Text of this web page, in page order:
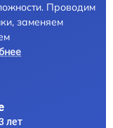
Проводим
заменяем
лет